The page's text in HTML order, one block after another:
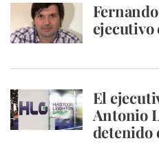
ejecutivo
El
Antonio
detenido